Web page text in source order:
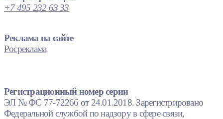
+7 495 232 63 33
Реклама на сайте
Росреклама
Регистрационный номер серии
ЭЛ № ФС 77-72266 от 24.01.2018. Зарегистрировано
Федеральной службой по надзору в сфере связи,